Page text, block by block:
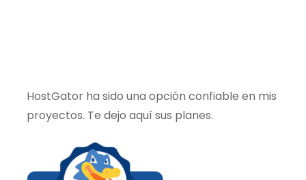
HostGator ha sido una opción confiable en mis
proyectos. Te dejo aquí sus planes.